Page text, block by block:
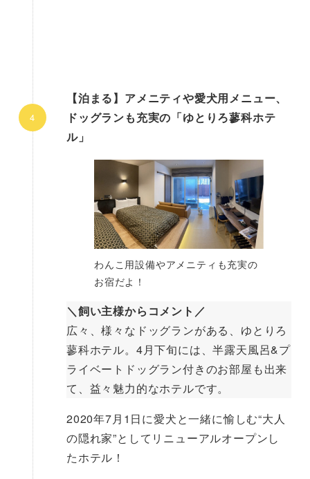
【泊まる】アメニティや愛犬用メニュー、
ドッグランも充実の「ゆとりろ蓼科ホテ
ル」
わんこ用設備やアメニティも充実の
お宿だよ！
＼飼い主様からコメント／
広々、様々なドッグランがある、ゆとりろ
蓼科ホテル。4月下旬には、半露天風呂&プ
ライベートドッグラン付きのお部屋も出来
て、益々魅力的なホテルです。
2020年7月1日に愛犬と一緒に愉しむ“大人
の隠れ家”としてリニューアルオープンし
たホテル！